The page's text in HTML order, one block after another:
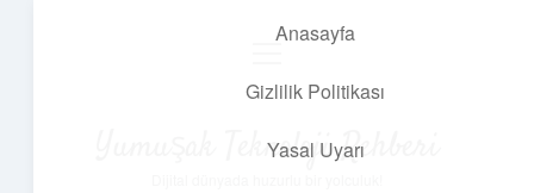
Anasayfa
Gizlilik Politikası
Yasal Uyarı
Yumuşak Teknoloji Rehberi